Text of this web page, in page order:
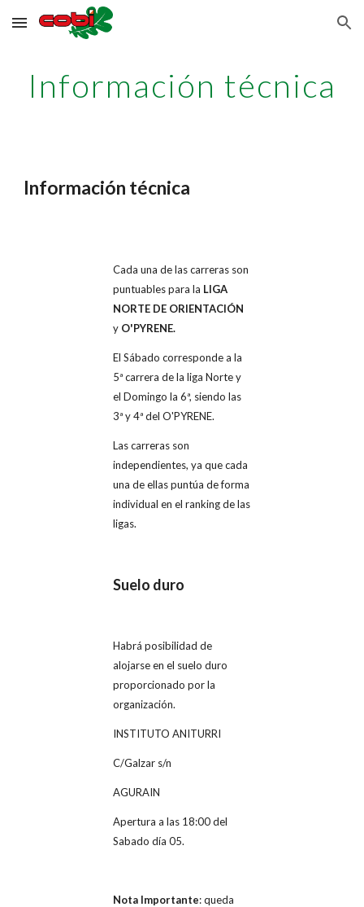
Skip to main content Skip to navigation
Información técnica
Información técnica
Cada una de las carreras son
puntuables para la LIGA
NORTE DE ORIENTACIÓN
y O'PYRENE.
El Sábado corresponde a la
5ª carrera de la liga Norte y
el Domingo la 6ª, siendo las
3ª y 4ª del O'PYRENE.
Las carreras son
independientes, ya que cada
una de ellas puntúa de forma
individual en el ranking de las
ligas.
Suelo duro
Habrá posibilidad de
alojarse en el suelo duro
proporcionado por la
organización.
INSTITUTO ANITURRI
C/Galzar s/n
AGURAIN
Apertura a las 18:00 del
Sabado día 05.
Nota Importante: queda